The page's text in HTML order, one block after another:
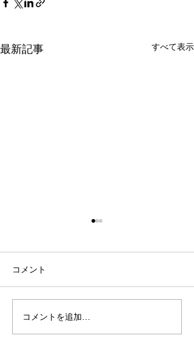
最新記事 すべて表示
秋冬新商品入荷
コメント
コメントを追加…